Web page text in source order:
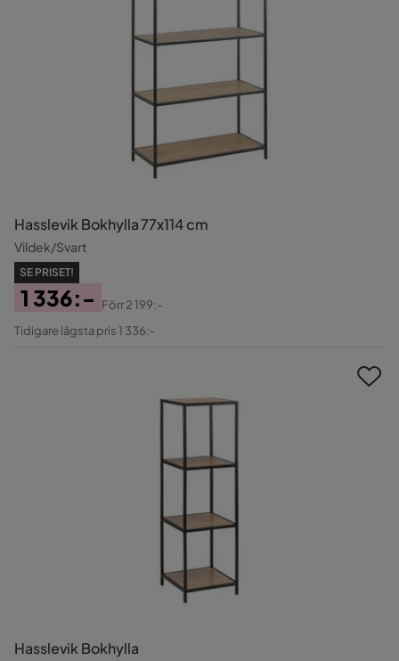
Hasslevik Bokhylla 77x114 cm
Vildek/Svart
SE PRISET!
Pris
1 336:-
Original
Förr2 199:-
Tidigare lägsta pris 1 336:-
Hasslevik Bokhylla